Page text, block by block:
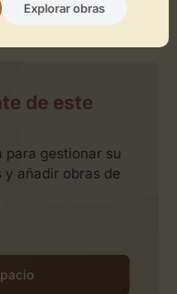
| ©OpenStreetMapcontributors
de este
para gestionar su
añadir obras de
Explorar obras